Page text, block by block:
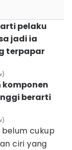
pelaku
jadi ia
terpapar
berarti
cukup
ciri yang